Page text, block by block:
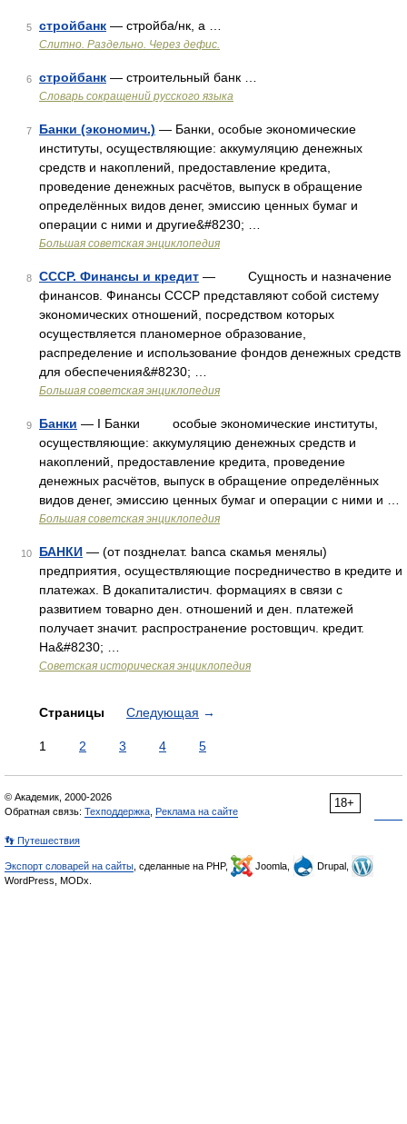
5 стройбанк — стройба/нк, а …
Слитно. Раздельно. Через дефис.
6 стройбанк — строительный банк …
Словарь сокращений русского языка
7 Банки (экономич.) — Банки, особые экономические
институты, осуществляющие: аккумуляцию денежных
средств и накоплений, предоставление кредита,
проведение денежных расчётов, выпуск в обращение
определённых видов денег, эмиссию ценных бумаг и
операции с ними и другие&#8230; …
Большая советская энциклопедия
8 СССР. Финансы и кредит — Сущность и назначение
финансов. Финансы СССР представляют собой систему
экономических отношений, посредством которых
осуществляется планомерное образование,
распределение и использование фондов денежных средств
для обеспечения&#8230; …
Большая советская энциклопедия
9 Банки — I Банки особые экономические институты,
осуществляющие: аккумуляцию денежных средств и
накоплений, предоставление кредита, проведение
денежных расчётов, выпуск в обращение определённых
видов денег, эмиссию ценных бумаг и операции с ними и …
Большая советская энциклопедия
10 БАНКИ — (от позднелат. banca скамья менялы)
предприятия, осуществляющие посредничество в кредите и
платежах. В докапиталистич. формациях в связи с
развитием товарно ден. отношений и ден. платежей
получает значит. распространение ростовщич. кредит.
На&#8230; …
Советская историческая энциклопедия
Страницы Следующая →
1 2 3 4 5
18+
© Академик, 2000-2026
Обратная связь: Техподдержка Реклама на сайте
👣 Путешествия
Экспорт словарей на сайты , сделанные на PHP, Joomla,
Drupal,
WordPress, MODx.